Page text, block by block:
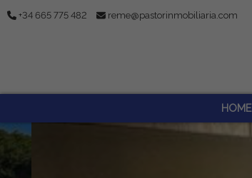
+34 665 775 482 reme@pastorinmobiliaria.com
HOME